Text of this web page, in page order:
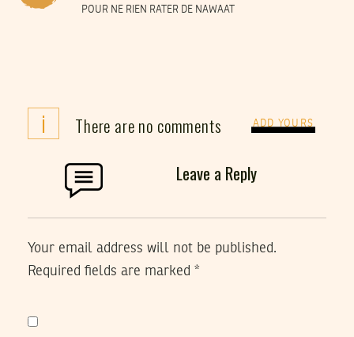
POUR NE RIEN RATER DE NAWAAT
i There are no comments ADD YOURS
Leave a Reply
Your email address will not be published.
Required fields are marked *